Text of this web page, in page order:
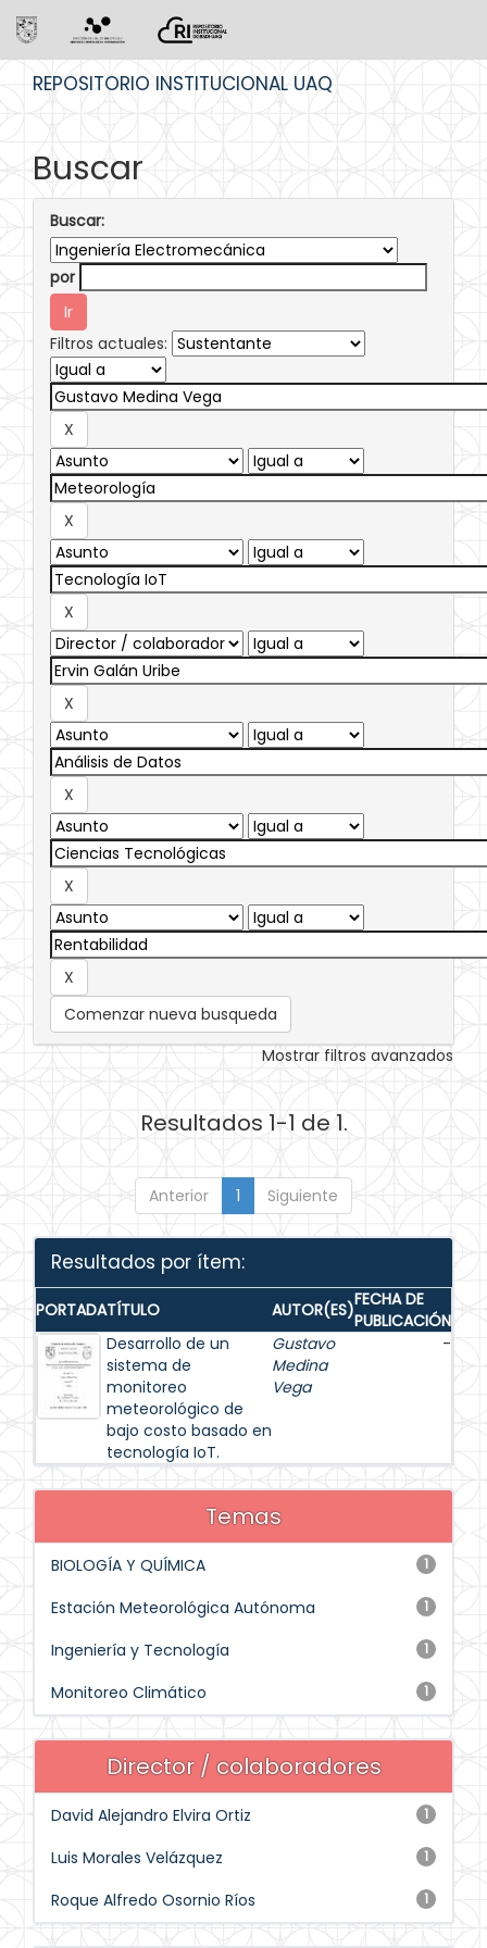
REPOSITORIO INSTITUCIONAL UAQ
Buscar
Buscar:
por
Filtros actuales:
Comenzar nueva busqueda
Mostrar filtros avanzados
Resultados 1-1 de 1.
Anterior 1 Siguiente
Resultados por ítem:
PORTADATÍTULO AUTOR(ES)FECHA DE
PUBLICACIÓN
Desarrollo de un
sistema de
monitoreo
meteorológico de
bajo costo basado en
tecnología IoT.
Gustavo
Medina
Vega
-
Temas
1
BIOLOGÍA Y QUÍMICA
1
Estación Meteorológica Autónoma
1
Ingeniería y Tecnología
1
Monitoreo Climático
Director / colaboradores
1
David Alejandro Elvira Ortiz
1
Luis Morales Velázquez
1
Roque Alfredo Osornio Ríos